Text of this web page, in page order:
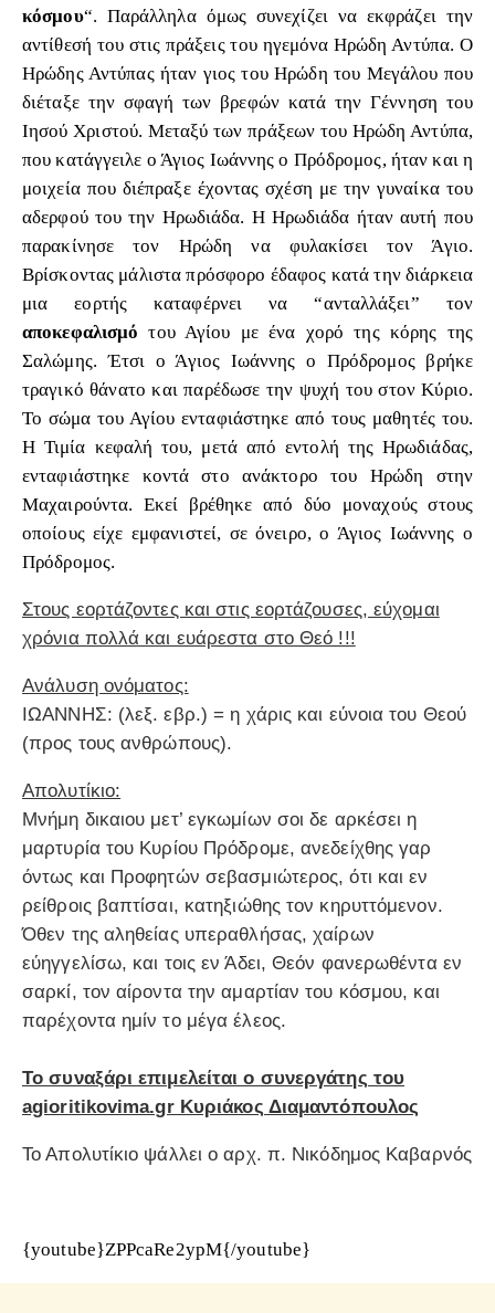
κόσμου“. Παράλληλα όμως συνεχίζει να εκφράζει την
αντίθεσή του στις πράξεις του ηγεμόνα Ηρώδη Αντύπα. Ο
Ηρώδης Αντύπας ήταν γιος του Ηρώδη του Μεγάλου που
διέταξε την σφαγή των βρεφών κατά την Γέννηση του
Ιησού Χριστού. Μεταξύ των πράξεων του Ηρώδη Αντύπα,
που κατάγγειλε ο Άγιος Ιωάννης ο Πρόδρομος, ήταν και η
μοιχεία που διέπραξε έχοντας σχέση με την γυναίκα του
αδερφού του την Ηρωδιάδα. Η Ηρωδιάδα ήταν αυτή που
παρακίνησε τον Ηρώδη να φυλακίσει τον Άγιο.
Βρίσκοντας μάλιστα πρόσφορο έδαφος κατά την διάρκεια
μια εορτής καταφέρνει να “ανταλλάξει” τον
αποκεφαλισμό του Αγίου με ένα χορό της κόρης της
Σαλώμης. Έτσι ο Άγιος Ιωάννης ο Πρόδρομος βρήκε
τραγικό θάνατο και παρέδωσε την ψυχή του στον Κύριο.
Το σώμα του Αγίου ενταφιάστηκε από τους μαθητές του.
Η Τιμία κεφαλή του, μετά από εντολή της Ηρωδιάδας,
ενταφιάστηκε κοντά στο ανάκτορο του Ηρώδη στην
Μαχαιρούντα. Εκεί βρέθηκε από δύο μοναχούς στους
οποίους είχε εμφανιστεί, σε όνειρο, ο Άγιος Ιωάννης ο
Πρόδρομος.
Στους εορτάζοντες και στις εορτάζουσες, εύχομαι
χρόνια πολλά και ευάρεστα στο Θεό !!!
Ανάλυση ονόματος:
ΙΩΑΝΝΗΣ: (λεξ. εβρ.) = η χάρις και εύνοια του Θεού
(προς τους ανθρώπους).
Απολυτίκιο:
Μνήμη δικαιου μετ’ εγκωμίων σοι δε αρκέσει η
μαρτυρία του Κυρίου Πρόδρομε, ανεδείχθης γαρ
όντως και Προφητών σεβασμιώτερος, ότι και εν
ρείθροις βαπτίσαι, κατηξιώθης τον κηρυττόμενον.
Όθεν της αληθείας υπεραθλήσας, χαίρων
εύηγγελίσω, και τοις εν Άδει, Θεόν φανερωθέντα εν
σαρκί, τον αίροντα την αμαρτίαν του κόσμου, και
παρέχοντα ημίν το μέγα έλεος.
Το συναξάρι επιμελείται ο συνεργάτης του
agioritikovima.gr Κυριάκος Διαμαντόπουλος
Το Απολυτίκιο ψάλλει ο αρχ. π. Νικόδημος Καβαρνός
{youtube}ZPPcaRe2ypM{/youtube}